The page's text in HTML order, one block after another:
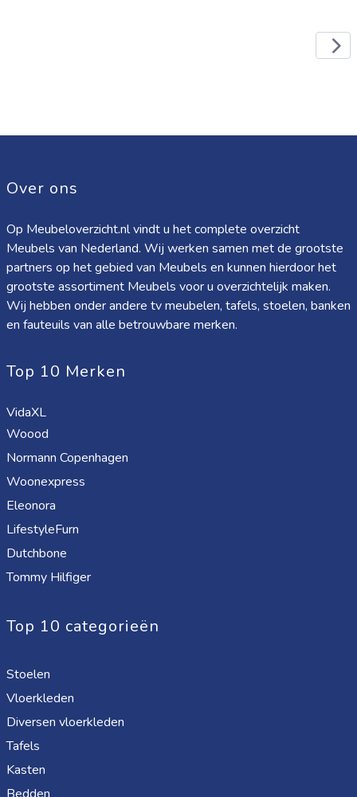
Over ons
Op Meubeloverzicht.nl vindt u het complete overzicht
Meubels van Nederland. Wij werken samen met de grootste
partners op het gebied van Meubels en kunnen hierdoor het
grootste assortiment Meubels voor u overzichtelijk maken.
Wij hebben onder andere tv meubelen, tafels, stoelen, banken
en fauteuils van alle betrouwbare merken.
Top 10 Merken
VidaXL
Woood
Normann Copenhagen
Woonexpress
Eleonora
LifestyleFurn
Dutchbone
Tommy Hilfiger
Top 10 categorieën
Stoelen
Vloerkleden
Diversen vloerkleden
Tafels
Kasten